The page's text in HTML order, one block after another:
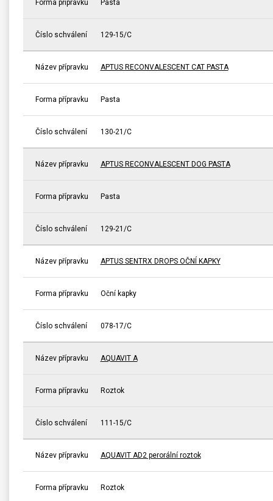
Forma přípravku Pasta
Číslo schválení 129-15/C
Název přípravku APTUS RECONVALESCENT CAT PASTA
Forma přípravku Pasta
Číslo schválení 130-21/C
Název přípravku APTUS RECONVALESCENT DOG PASTA
Forma přípravku Pasta
Číslo schválení 129-21/C
Název přípravku APTUS SENTRX DROPS OČNÍ KAPKY
Forma přípravku Oční kapky
Číslo schválení 078-17/C
Název přípravku AQUAVIT A
Forma přípravku Roztok
Číslo schválení 111-15/C
Název přípravku AQUAVIT AD2 perorální roztok
Forma přípravku Roztok